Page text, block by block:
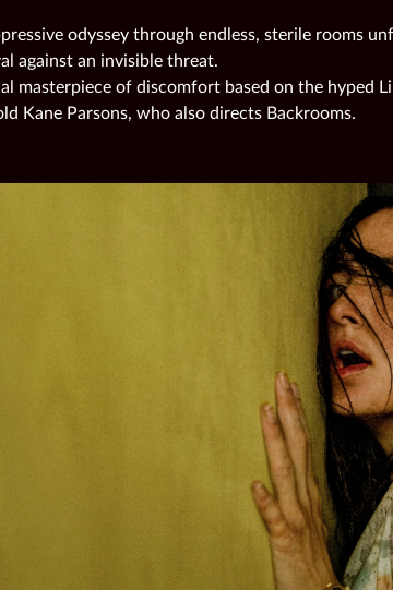
odyssey through endless, sterile rooms
against an invisible threat.
masterpiece of discomfort based on the hyped
Kane Parsons, who also directs Backrooms.